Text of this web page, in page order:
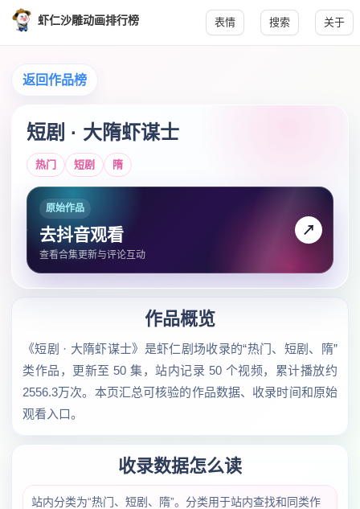
虾仁沙雕动画排行榜 表情 搜索 关于
返回作品榜
短剧 · 大隋虾谋士
热门 短剧 隋
原始作品
去抖音观看
查看合集更新与评论互动
↗
作品概览
《短剧 · 大隋虾谋士》是虾仁剧场收录的“热门、短剧、隋”
类作品，更新至 50 集，站内记录 50 个视频，累计播放约
2556.3万次。本页汇总可核验的作品数据、收录时间和原始
观看入口。
收录数据怎么读
站内分类为“热门、短剧、隋”。分类用于站内查找和同类作